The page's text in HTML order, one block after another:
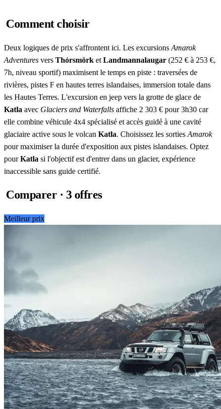
Comment choisir
Deux logiques de prix s'affrontent ici. Les excursions Amarok
Adventures vers Thórsmörk et Landmannalaugar (252 € à 253 €,
7h, niveau sportif) maximisent le temps en piste : traversées de
rivières, pistes F en hautes terres islandaises, immersion totale dans
les Hautes Terres. L'excursion en jeep vers la grotte de glace de
Katla avec Glaciers and Waterfalls affiche 2 303 € pour 3h30 car
elle combine véhicule 4x4 spécialisé et accès guidé à une cavité
glaciaire active sous le volcan Katla. Choisissez les sorties Amarok
pour maximiser la durée d'exposition aux pistes islandaises. Optez
pourKatla si l'objectif est d'entrer dans un glacier, expérience
inaccessible sans guide certifié.
Comparer · 3 offres
Meilleur prix